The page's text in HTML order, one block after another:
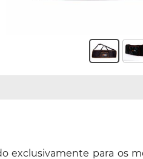
exclusivamente para os